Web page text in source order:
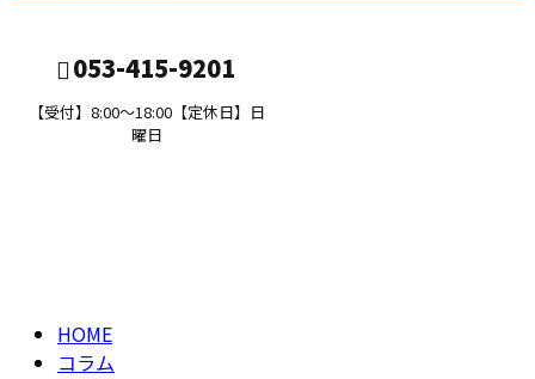
053-415-9201
【受付】8:00～18:00【定休日】日
曜日
HOME
コラム